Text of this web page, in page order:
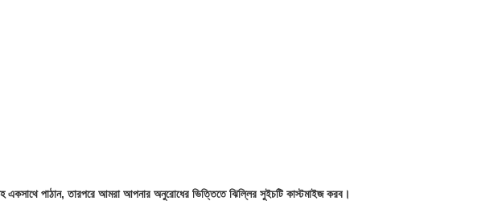
পাঠান, তারপরে আমরা আপনার অনুরোধের ভিত্তিতে ঝিল্লির সুইচটি কাস্টমাইজ করব।